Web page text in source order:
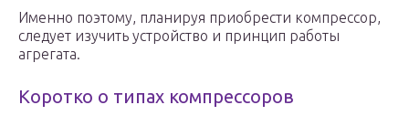
Именно поэтому, планируя приобрести компрессор,
следует изучить устройство и принцип работы
агрегата.
Коротко о типах компрессоров